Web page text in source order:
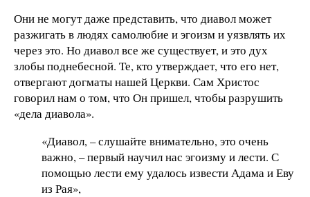
Они не могут даже представить, что диавол может
разжигать в людях самолюбие и эгоизм и уязвлять их
через это. Но диавол все же существует, и это дух
злобы поднебесной. Те, кто утверждает, что его нет,
отвергают догматы нашей Церкви. Сам Христос
говорил нам о том, что Он пришел, чтобы разрушить
«дела диавола».
«Диавол, – слушайте внимательно, это очень
важно, – первый научил нас эгоизму и лести. С
помощью лести ему удалось извести Адама и Еву
из Рая»,